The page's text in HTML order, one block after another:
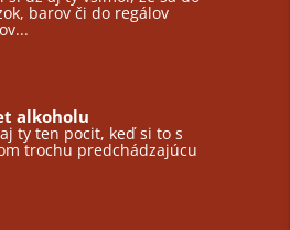
barov či do regálov
alkoholu
ty ten pocit, keď si to s
trochu predchádzajúcu